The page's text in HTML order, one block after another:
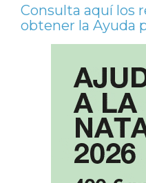
Consulta aquí los requisitos para
obtener la Ayuda